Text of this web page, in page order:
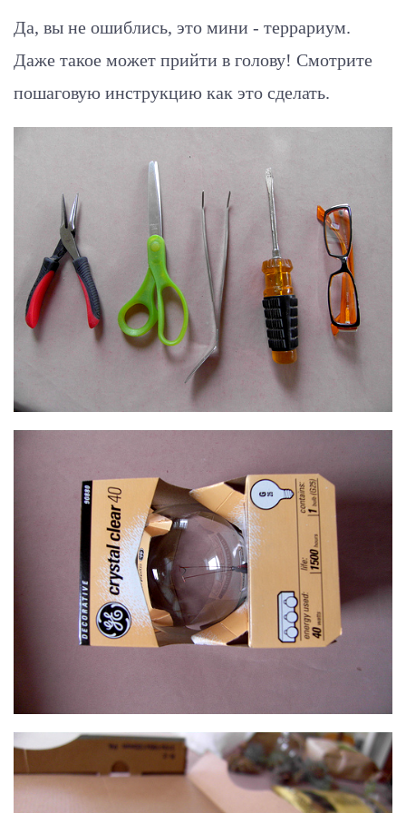
Да, вы не ошиблись, это мини - террариум.
Даже такое может прийти в голову! Смотрите
пошаговую инструкцию как это сделать.